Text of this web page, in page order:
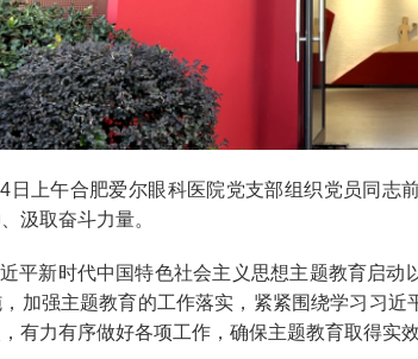
上午合肥爱尔眼科医院党支部组织党员同志
汲取奋斗力量。
新时代中国特色社会主义思想主题教育启动
加强主题教育的工作落实，紧紧围绕学习习
有力有序做好各项工作，确保主题教育取得实效